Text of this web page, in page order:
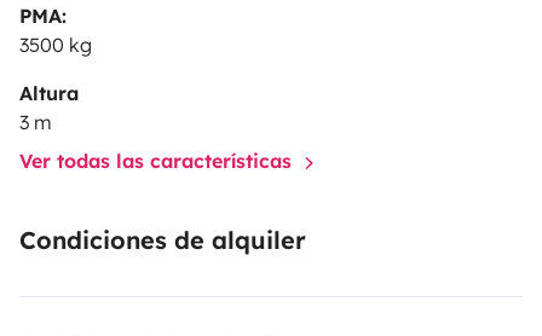
PMA:
3500 kg
Altura
3 m
Ver todas las características
Condiciones de alquiler